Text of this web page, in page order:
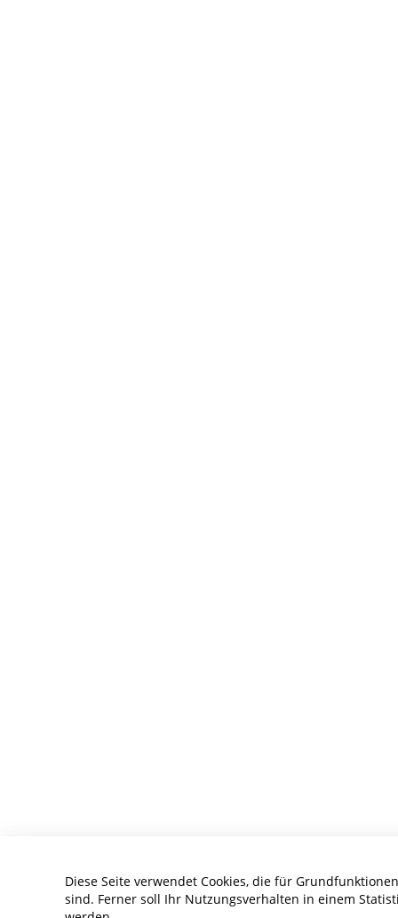
Diese Seite verwendet Cookies, die für
sind. Ferner soll Ihr Nutzungsverhalten in einem